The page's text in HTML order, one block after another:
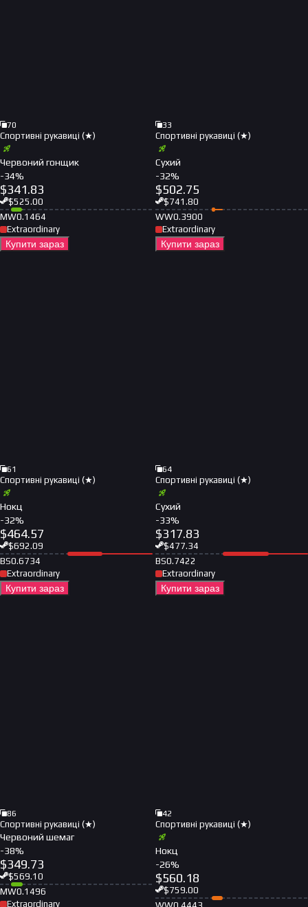
70
Спортивні рукавиці (★)
Червоний гонщик
-34%
$341.83
$525.00
MW0.1464
Extraordinary
Купити зараз
33
Спортивні рукавиці (★)
Сухий
-32%
$502.75
$741.80
WW0.3900
Extraordinary
Купити зараз
61
Спортивні рукавиці (★)
Нокц
-32%
$464.57
$692.09
BS0.6734
Extraordinary
Купити зараз
64
Спортивні рукавиці (★)
Сухий
-33%
$317.83
$477.34
BS0.7422
Extraordinary
Купити зараз
86
Спортивні рукавиці (★)
Червоний шемаг
-38%
$349.73
$569.10
MW0.1496
Extraordinary
42
Спортивні рукавиці (★)
Нокц
-26%
$560.18
$759.00